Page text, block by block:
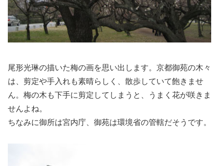
尾形光琳の描いた梅の画を思い出します。京都御苑の木々
は、剪定や手入れも素晴らしく、散歩していて飽きませ
ん。梅の木も下手に剪定してしまうと、うまく花が咲きま
せんよね。
ちなみに御所は宮内庁、御苑は環境省の管轄だそうです。